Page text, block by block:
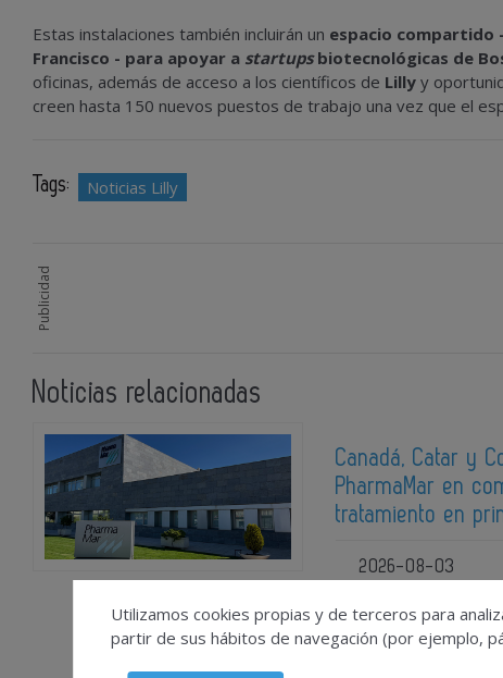
Estas instalaciones también incluirán un espacio compartido
Francisco - para apoyar a startupsbiotecnológicas de
oficinas, además de acceso a los científicos de Lilly y
creen hasta 150 nuevos puestos de trabajo una vez que el
Tags: Noticias Lilly
Publicidad
Noticias relacionadas
Canadá, Catar y
PharmaMar en
tratamiento en
2026-08-03
Utilizamos cookies propias y de terceros para
partir de sus hábitos de navegación (por ejemplo,